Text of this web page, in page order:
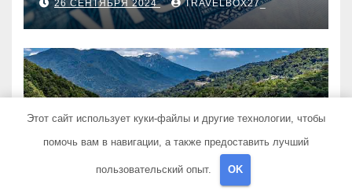
26 СЕНТЯБРЯ 2024 TRAVELBOX27_
Экскурсии в Сочи:
Путешествие в сердце
Черноморского курорта
Этот сайт использует куки-файлы и другие технологии, чтобы
помочь вам в навигации, а также предоставить лучший
пользовательский опыт. OK